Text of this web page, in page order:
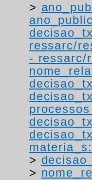
>
ressarc/
- ressarc/
>
>